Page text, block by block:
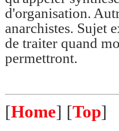
d'organisation.
anarchistes. Sujet
de traiter quand
permettront.
[Home] [Top]